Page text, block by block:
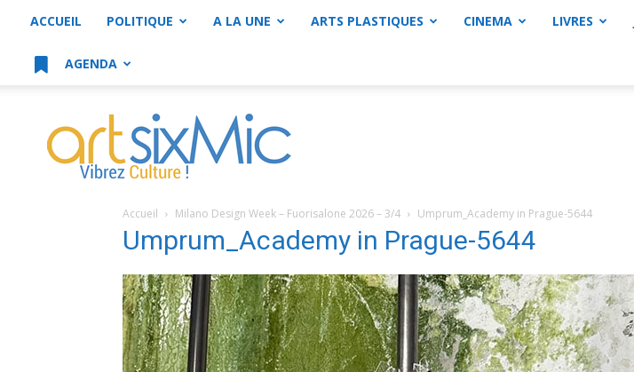
ACCUEIL POLITIQUE A LA UNE ARTS PLASTIQUES CINEMA LIVRES
AGENDA
artsixMic
Accueil Milano Design Week – Fuorisalone 2026 – 3/4 Umprum_Academy in Prague-5644
Umprum_Academy in Prague-5644